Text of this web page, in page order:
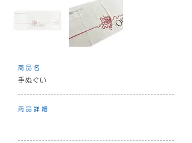
商品名
手ぬぐい
商品詳細